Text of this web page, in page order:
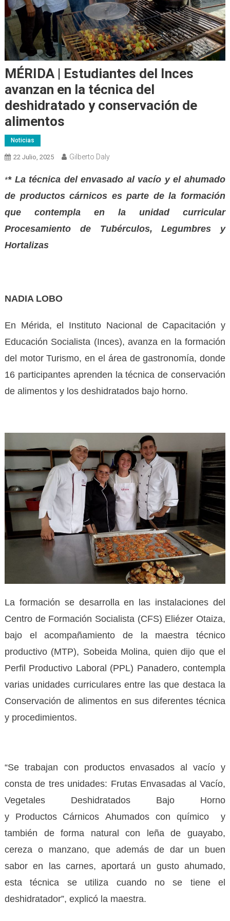
MÉRIDA | Estudiantes del Inces
avanzan en la técnica del
deshidratado y conservación de
alimentos
Noticias
22 Julio, 2025 Gilberto Daly
** La técnica del envasado al vacío y el ahumado
de productos cárnicos es parte de la formación
que contempla en la unidad curricular
Procesamiento de Tubérculos, Legumbres y
Hortalizas
NADIA LOBO
En Mérida, el Instituto Nacional de Capacitación y
Educación Socialista (Inces), avanza en la formación
del motor Turismo, en el área de gastronomía, donde
16 participantes aprenden la técnica de conservación
de alimentos y los deshidratados bajo horno.
La formación se desarrolla en las instalaciones del
Centro de Formación Socialista (CFS) Eliézer Otaiza,
bajo el acompañamiento de la maestra técnico
productivo (MTP), Sobeida Molina, quien dijo que el
Perfil Productivo Laboral (PPL) Panadero, contempla
varias unidades curriculares entre las que destaca la
Conservación de alimentos en sus diferentes técnica
y procedimientos.
“Se trabajan con productos envasados al vacío y
consta de tres unidades: Frutas Envasadas al Vacío,
Vegetales Deshidratados Bajo Horno
y Productos Cárnicos Ahumados con químico y
también de forma natural con leña de guayabo,
cereza o manzano, que además de dar un buen
sabor en las carnes, aportará un gusto ahumado,
esta técnica se utiliza cuando no se tiene el
deshidratador”, explicó la maestra.